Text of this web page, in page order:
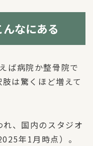
なにある
ば病院か整骨院で
は驚くほど増えて
、国内のスタジオ
年1月時点）。